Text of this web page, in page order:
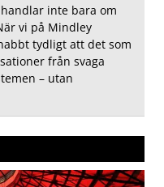
inte bara om
vi på Mindley
tydligt att det som
från svaga
– utan